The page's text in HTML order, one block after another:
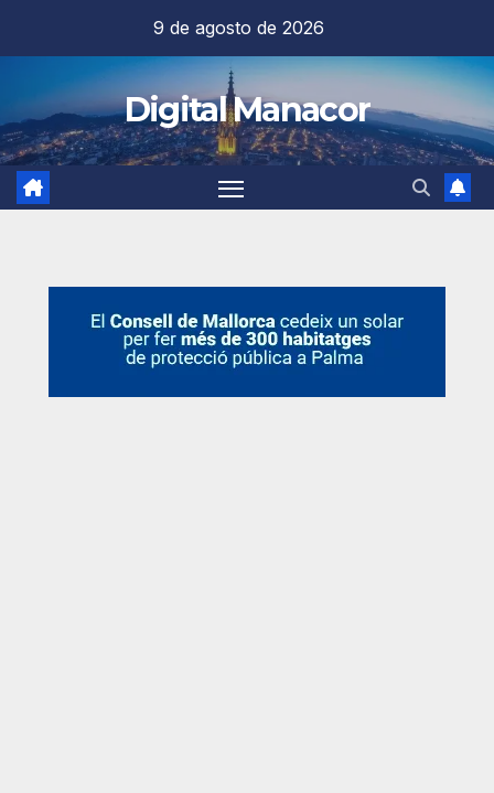
contenido
9 de agosto de 2026
Digital Manacor